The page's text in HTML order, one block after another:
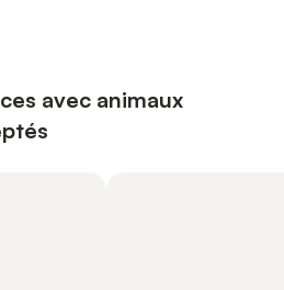
avec animaux